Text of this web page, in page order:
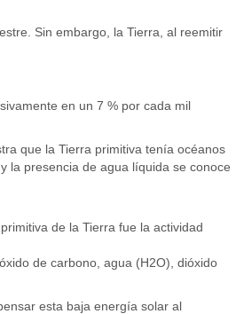
Sin embargo, la Tierra, al reemitir
en un 7 % por cada mil
que la Tierra primitiva tenía océanos
la presencia de agua líquida se conoce
de la Tierra fue la actividad
de carbono, agua (H2O), dióxido
esta baja energía solar al